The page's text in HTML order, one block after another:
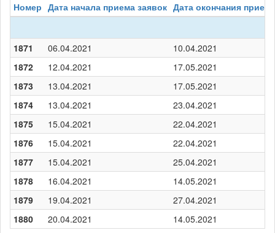
Номер Дата начала приема заявок Дата окончания
1871 06.04.2021
10.04.2021
1872
12.04.2021
17.05.2021
1873
13.04.2021
17.05.2021
1874
13.04.2021
23.04.2021
1875
15.04.2021
22.04.2021
1876
15.04.2021
22.04.2021
1877
15.04.2021
25.04.2021
1878
16.04.2021
14.05.2021
1879
19.04.2021
27.04.2021
1880
20.04.2021 14.05.2021